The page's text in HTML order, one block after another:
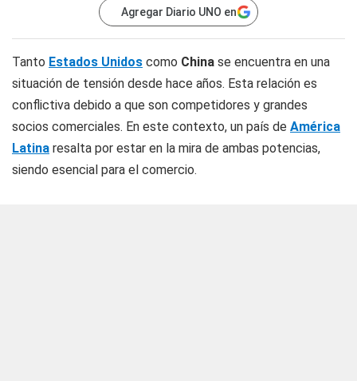
Agregar Diario UNO en
Tanto Estados Unidos como China se encuentra en una
situación de tensión desde hace años. Esta relación es
conflictiva debido a que son competidores y grandes
socios comerciales. En este contexto, un país de América
Latina resalta por estar en la mira de ambas potencias,
siendo esencial para el comercio.